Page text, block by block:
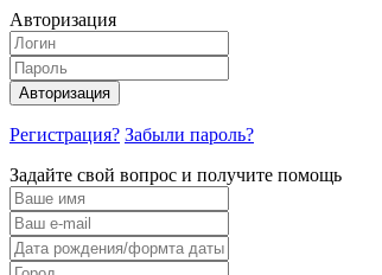
Авторизация
Авторизация
Регистрация? Забыли пароль?
Задайте свой вопрос и получите помощь